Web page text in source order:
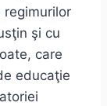
regimurilor
şi cu
care
educaţie